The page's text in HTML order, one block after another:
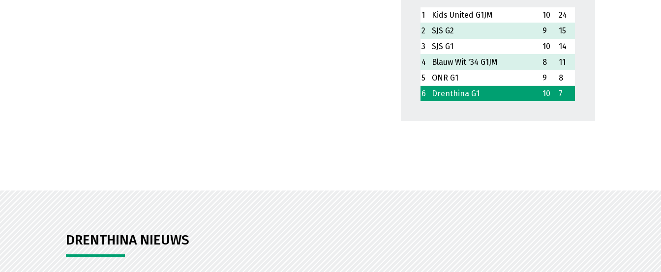
1 Kids United G1JM 10
24
2
SJS G2 9
15
3
SJS G1 10
14
4
Blauw Wit '34 G1JM 8
11
5
ONR G1 9
8
6
Drenthina G1 10 7
DRENTHINA NIEUWS